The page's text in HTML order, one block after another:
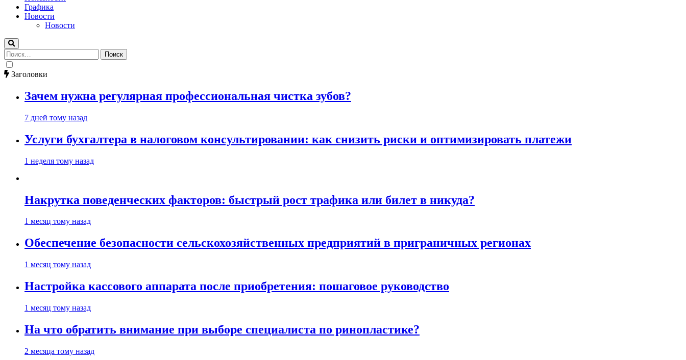
Графика
Новости
Новости
Найти:
Заголовки
Зачем нужна регулярная профессиональная чистка зубов?
7 дней тому назад
Услуги бухгалтера в налоговом консультировании: как снизить риски и оптимизировать платежи
1 неделя тому назад
Накрутка поведенческих факторов: быстрый рост трафика или билет в никуда?
1 месяц тому назад
Обеспечение безопасности сельскохозяйственных предприятий в приграничных регионах
1 месяц тому назад
Настройка кассового аппарата после приобретения: пошаговое руководство
1 месяц тому назад
На что обратить внимание при выборе специалиста по ринопластике?
2 месяца тому назад